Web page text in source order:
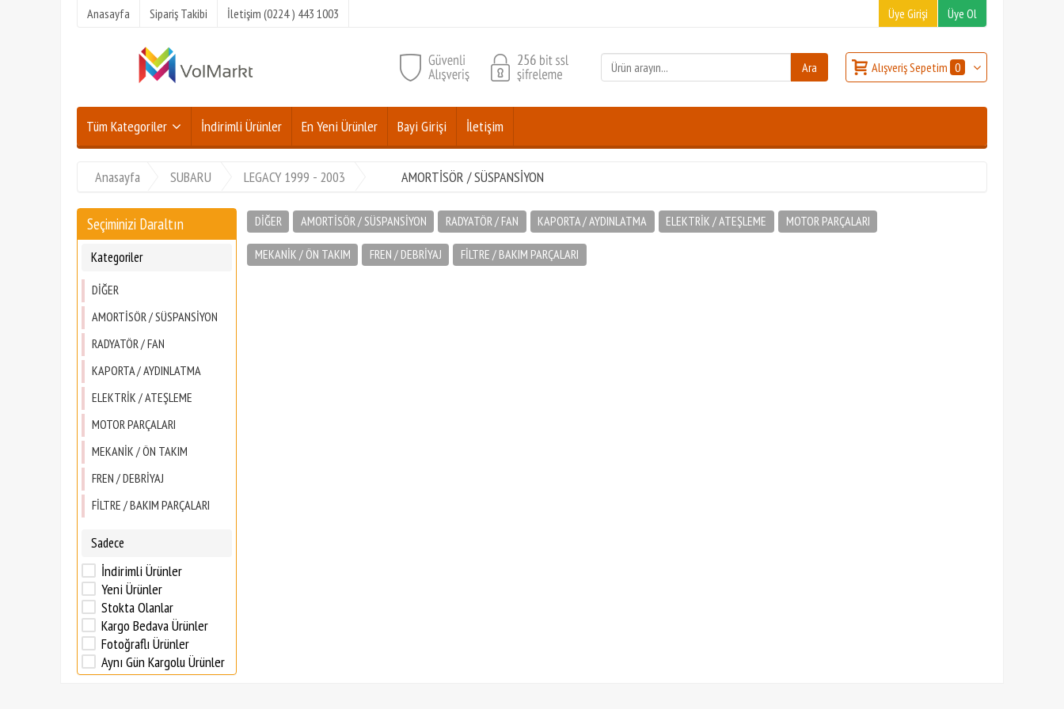
Anasayfa Sipariş Takibi İletişim (0224 ) 443 1003 Üye Girişi Üye Ol
Alışveriş Sepetim 0
Tüm Kategoriler İndirimli Ürünler En Yeni Ürünler Bayi Girişi İletişim
Anasayfa SUBARU LEGACY 1999 - 2003 AMORTİSÖR / SÜSPANSİYON
Seçiminizi Daraltın
Kategoriler
DİĞER
AMORTİSÖR / SÜSPANSİYON
RADYATÖR / FAN
KAPORTA / AYDINLATMA
ELEKTRİK / ATEŞLEME
MOTOR PARÇALARI
MEKANİK / ÖN TAKIM
FREN / DEBRİYAJ
FİLTRE / BAKIM PARÇALARI
Sadece
İndirimli Ürünler
Yeni Ürünler
Stokta Olanlar
Kargo Bedava Ürünler
Fotoğraflı Ürünler
Aynı Gün Kargolu Ürünler
DİĞER AMORTİSÖR / SÜSPANSİYON RADYATÖR / FAN KAPORTA / AYDINLATMA ELEKTRİK / ATEŞLEME MOTOR PARÇALARI
MEKANİK / ÖN TAKIM FREN / DEBRİYAJ FİLTRE / BAKIM PARÇALARI